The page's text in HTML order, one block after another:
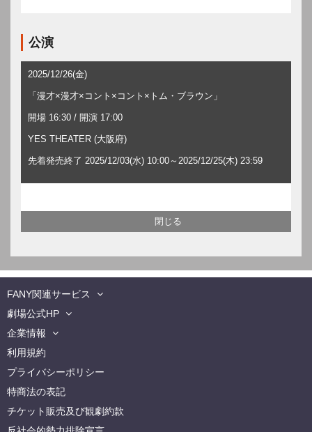
公演
2025/12/26(金)
「漫才×漫才×コント×コント×トム・ブラウン」
開場 16:30 / 開演 17:00
YES THEATER (大阪府)
先着発売終了 2025/12/03(水) 10:00～2025/12/25(木) 23:59
FANY関連サービス
劇場公式HP
企業情報
利用規約
プライバシーポリシー
特商法の表記
チケット販売及び観劇約款